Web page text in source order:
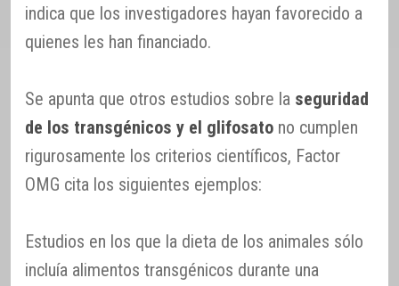
indica que los investigadores hayan favorecido a
quienes les han financiado.
Se apunta que otros estudios sobre la seguridad
de los transgénicos y el glifosato no cumplen
rigurosamente los criterios científicos, Factor
OMG cita los siguientes ejemplos:
Estudios en los que la dieta de los animales sólo
incluía alimentos transgénicos durante una